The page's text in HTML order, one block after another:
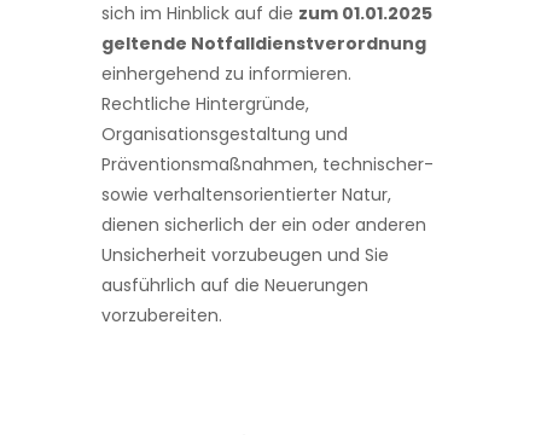
sich im Hinblick auf die zum 01.01.2025
geltende Notfalldienstverordnung
einhergehend zu informieren.
Rechtliche Hintergründe,
Organisationsgestaltung und
Präventionsmaßnahmen, technischer-
sowie verhaltensorientierter Natur,
dienen sicherlich der ein oder anderen
Unsicherheit vorzubeugen und Sie
ausführlich auf die Neuerungen
vorzubereiten.